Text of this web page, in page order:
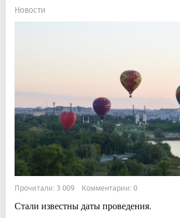
Новости
Прочитали: 3 009 Комментарии: 0
Стали известны даты проведения.